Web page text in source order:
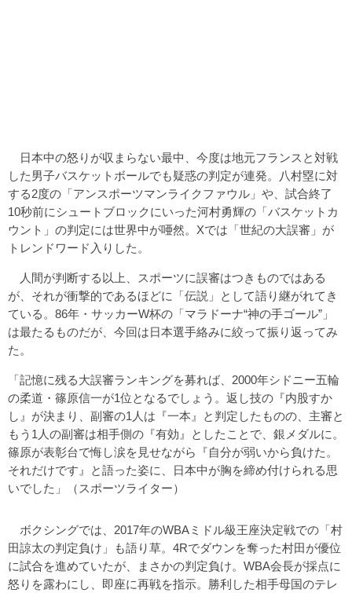
日本中の怒りが収まらない最中、今度は地元フランスと対戦
した男子バスケットボールでも疑惑の判定が連発。八村塁に対
する2度の「アンスポーツマンライクファウル」や、試合終了
10秒前にシュートブロックにいった河村勇輝の「バスケットカ
ウント」の判定には世界中が唖然。Xでは「世紀の大誤審」が
トレンドワード入りした。
人間が判断する以上、スポーツに誤審はつきものではある
が、それが衝撃的であるほどに「伝説」として語り継がれてき
ている。86年・サッカーW杯の「マラドーナ“神の手ゴール”」
は最たるものだが、今回は日本選手絡みに絞って振り返ってみ
た。
「記憶に残る大誤審ランキングを募れば、2000年シドニー五輪
の柔道・篠原信一が1位となるでしょう。返し技の『内股すか
し』が決まり、副審の1人は『一本』と判定したものの、主審と
もう1人の副審は相手側の『有効』としたことで、銀メダルに。
篠原が表彰台で悔し涙を見せながら『自分が弱いから負けた。
それだけです』と語った姿に、日本中が胸を締め付けられる思
いでした」（スポーツライター）
ボクシングでは、2017年のWBAミドル級王座決定戦での「村
田諒太の判定負け」も語り草。4Rでダウンを奪った村田が優位
に試合を進めていたが、まさかの判定負け。WBA会長が採点に
怒りを露わにし、即座に再戦を指示。勝利した相手母国のテレ